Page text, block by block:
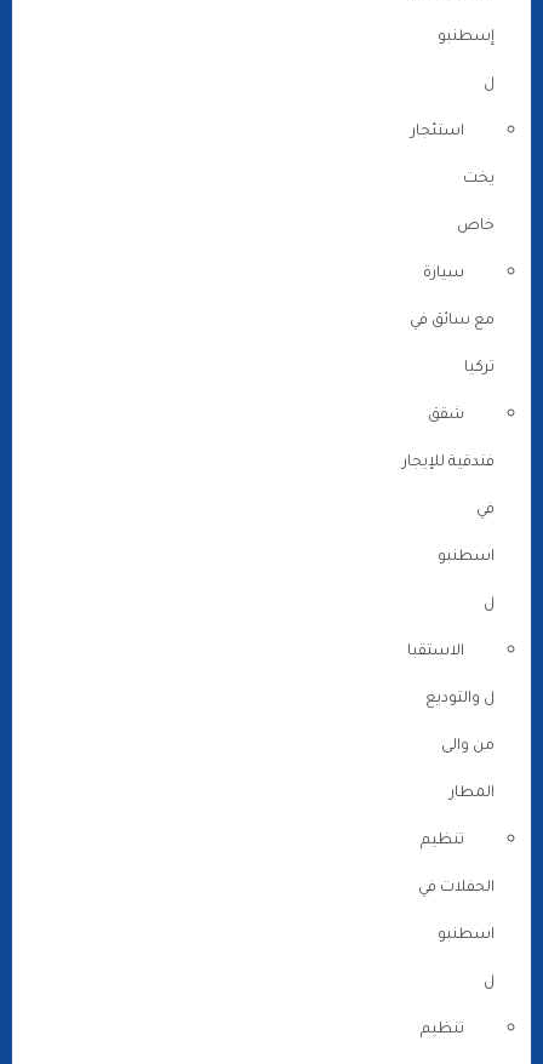
إسطنبو
ل
استئجار
يخت
خاص
سيارة
مع سائق في
تركيا
شقق
فندقية للإيجار
في
اسطنبو
ل
الاستقبا
ل والتوديع
من والى
المطار
تنظيم
الحفلات في
اسطنبو
ل
تنظيم